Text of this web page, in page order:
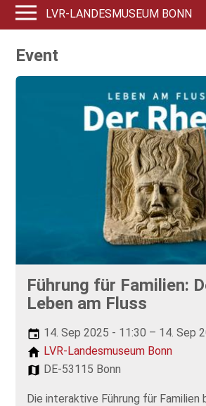
LVR-LANDESMUSEUM BONN
Event
Führung für Familien:
Leben am Fluss
14. Sep 2025 - 11:30 – 14. Sep
LVR-Landesmuseum Bonn
DE-53115 Bonn
Die interaktive Führung für Familien